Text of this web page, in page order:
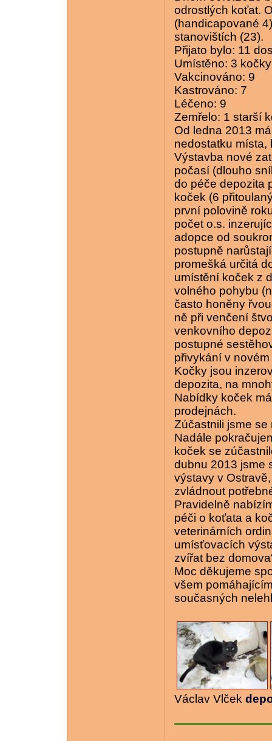
odrostlých koťat.
(handicapované
stanovištích (23).
Přijato bylo: 11
Umístěno: 3
Vakcinováno: 9
Kastrováno: 7
Léčeno: 9
Zemřelo: 1 starší
Od ledna 2013
nedostatku místa,
Výstavba nové
počasí (dlouho
do péče depozita
koček (6
první polovině
počet o.s.
adopce od
postupně
promešká určitá
umístění koček z
volného pohybu
často honěny
ně při venčení
venkovního
postupné
přivykání v
Kočky jsou
depozita, na
Nabídky koček
prodejnách.
Zúčastnili jsme
Nadále
koček se
dubnu 2013 jsme
výstavy v
zvládnout
Pravidelně
péči o koťata a
veterinárních
umísťovacích
zvířat bez
Moc děkujeme
všem
současných
Václav Vlček